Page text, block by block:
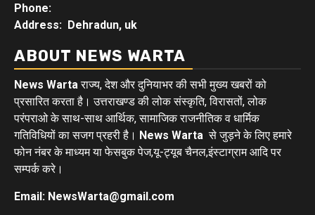
Phone:
Address: Dehradun, uk
ABOUT NEWS WARTA
News Warta राज्य, देश और दुनियाभर की सभी मुख्य खबरों को
प्रसारित करता है। उत्तराखण्ड की लोक संस्कृति, विरासतों, लोक
परंपराओ के साथ-साथ आर्थिक, सामाजिक राजनीतिक व धार्मिक
गतिविधियों का सजग प्रहरी है। News Warta से जुड़ने के लिए हमारे
फोन नंबर के माध्यम या फेसबुक पेज,यू-ट्यूब चैनल,इंस्टाग्राम आदि पर
सम्पर्क करे।
Email: NewsWarta@gmail.com